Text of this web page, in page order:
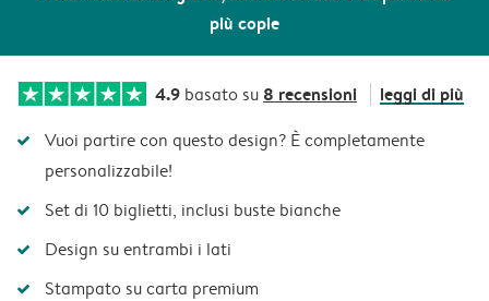
più copie
4.9 basato su 8 recensioni leggi di più
Vuoi partire con questo design? È completamente
personalizzabile!
Set di 10 biglietti, inclusi buste bianche
Design su entrambi i lati
Stampato su carta premium